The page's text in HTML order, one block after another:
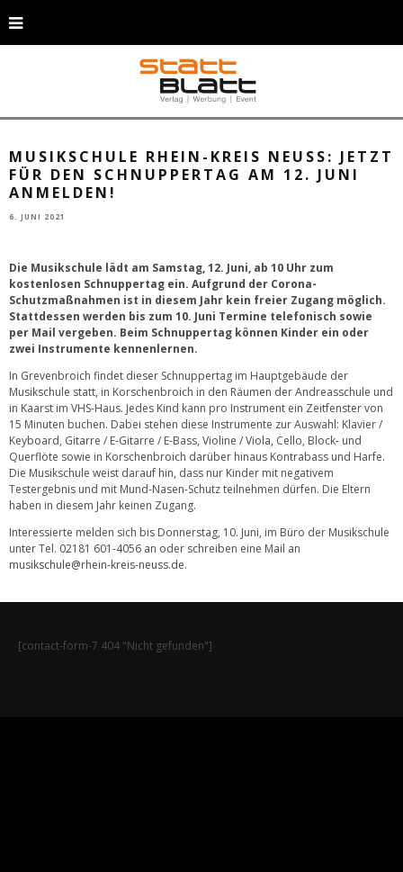
Einen Schnuppertag bietet die Kreismusikschule am 12. Juni an. Interessierte
können bis zum 10. Juni Termine buchen. (Foto: H.-J. Brümmendorf / Rhein-
MUSIKSCHULE RHEIN-KREIS NEUSS: JETZT
FÜR DEN SCHNUPPERTAG AM 12. JUNI
ANMELDEN!
6. JUNI 2021
Die Musikschule lädt am Samstag, 12. Juni, ab 10 Uhr zum
kostenlosen Schnuppertag ein. Aufgrund der Corona-
Schutzmaßnahmen ist in diesem Jahr kein freier Zugang möglich.
Stattdessen werden bis zum 10. Juni Termine telefonisch sowie
per Mail vergeben. Beim Schnuppertag können Kinder ein oder
zwei Instrumente kennenlernen.
In Grevenbroich findet dieser Schnuppertag im Hauptgebäude der
Musikschule statt, in Korschenbroich in den Räumen der Andreasschule und
in Kaarst im VHS-Haus. Jedes Kind kann pro Instrument ein Zeitfenster von
15 Minuten buchen. Dabei stehen diese Instrumente zur Auswahl: Klavier /
Keyboard, Gitarre / E-Gitarre / E-Bass, Violine / Viola, Cello, Block- und
Querflöte sowie in Korschenbroich darüber hinaus Kontrabass und Harfe.
Die Musikschule weist darauf hin, dass nur Kinder mit negativem
Testergebnis und mit Mund-Nasen-Schutz teilnehmen dürfen. Die Eltern
haben in diesem Jahr keinen Zugang.
Interessierte melden sich bis Donnerstag, 10. Juni, im Büro der Musikschule
unter Tel. 02181 601-4056 an oder schreiben eine Mail an
musikschule@rhein-kreis-neuss.de.
[contact-form-7 404 "Nicht gefunden"]